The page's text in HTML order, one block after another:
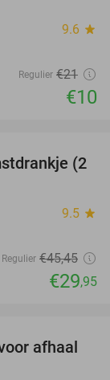
9.6 star
Regulier €21
€10
34%
(2
9.5 star
Regulier €45,45
€29,95
48%
afhaal